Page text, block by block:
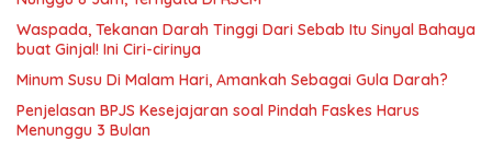
Waspada, Tekanan Darah Tinggi Dari Sebab Itu Sinyal Bahaya
buat Ginjal! Ini Ciri-cirinya
Minum Susu Di Malam Hari, Amankah Sebagai Gula Darah?
Penjelasan BPJS Kesejajaran soal Pindah Faskes Harus
Menunggu 3 Bulan